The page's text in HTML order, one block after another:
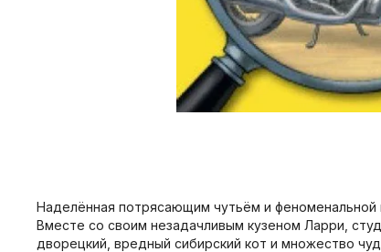
Наделённая потрясающим чутьём и
Вместе со своим незадачливым кузеном Ларри,
дворецкий, вредный сибирский кот и множество